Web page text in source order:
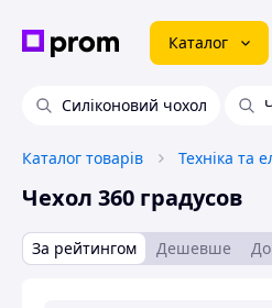
Каталог
Силіконовий чохол
Каталог товарів Техніка та
Чехол 360 градусов
За рейтингом Дешевше